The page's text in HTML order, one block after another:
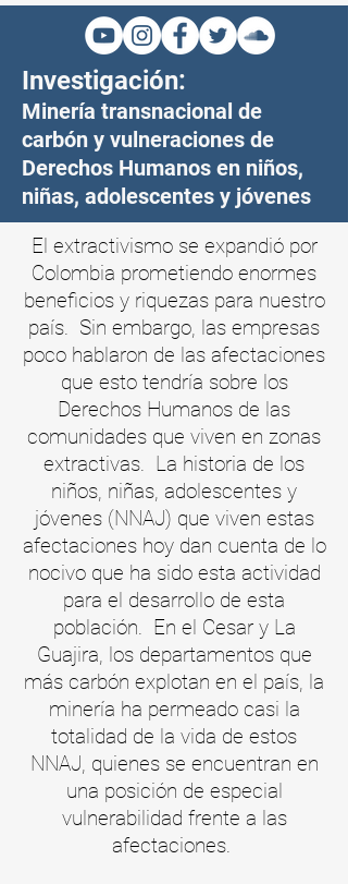
Investigación:
Minería transnacional de
carbón y vulneraciones de
Derechos Humanos en niños,
niñas, adolescentes y jóvenes
El extractivismo se expandió por
Colombia prometiendo enormes
beneficios y riquezas para nuestro
país. Sin embargo, las empresas
poco hablaron de las afectaciones
que esto tendría sobre los
Derechos Humanos de las
comunidades que viven en zonas
extractivas. La historia de los
niños, niñas, adolescentes y
jóvenes (NNAJ) que viven estas
afectaciones hoy dan cuenta de lo
nocivo que ha sido esta actividad
para el desarrollo de esta
población. En el Cesar y La
Guajira, los departamentos que
más carbón explotan en el país, la
minería ha permeado casi la
totalidad de la vida de estos
NNAJ, quienes se encuentran en
una posición de especial
vulnerabilidad frente a las
afectaciones.